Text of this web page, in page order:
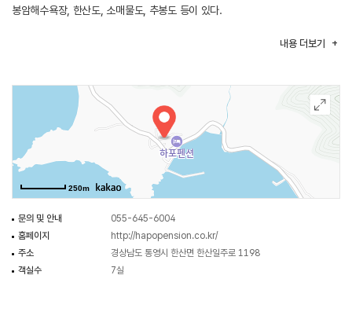
봉암해수욕장, 한산도, 소매물도, 추봉도 등이 있다.
내용 더보기
250m
문의 및 안내
055-645-6004
홈페이지
http://hapopension.co.kr/
주소
경상남도 통영시 한산면 한산일주로 1198
객실수
7실